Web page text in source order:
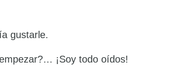
gustarle.
¡Soy todo oídos!